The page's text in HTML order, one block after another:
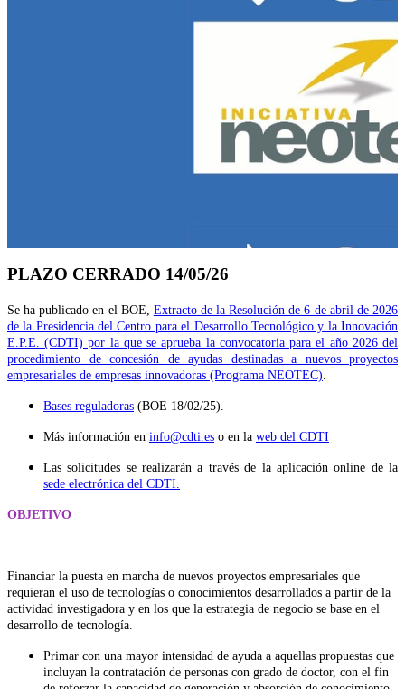
PLAZO CERRADO 14/05/26
Se ha publicado en el BOE, Extracto de la Resolución de 6 de abril de 2026
de la Presidencia del Centro para el Desarrollo Tecnológico y la Innovación
E.P.E. (CDTI) por la que se aprueba la convocatoria para el año 2026 del
procedimiento de concesión de ayudas destinadas a nuevos proyectos
empresariales de empresas innovadoras (Programa NEOTEC).
Bases reguladoras (BOE 18/02/25).
Más información en info@cdti.es o en la web del CDTI
Las solicitudes se realizarán a través de la aplicación online de la
sede electrónica del CDTI.
OBJETIVO
Financiar la puesta en marcha de nuevos proyectos empresariales que
requieran el uso de tecnologías o conocimientos desarrollados a partir de la
actividad investigadora y en los que la estrategia de negocio se base en el
desarrollo de tecnología.
Primar con una mayor intensidad de ayuda a aquellas propuestas que
incluyan la contratación de personas con grado de doctor, con el fin